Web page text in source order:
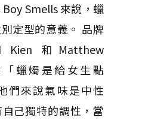
Smells 來說，蠟
定型的意義。 品牌
和Matthew
蠟燭是給女生點
們來說氣味是中性
己獨特的調性，當